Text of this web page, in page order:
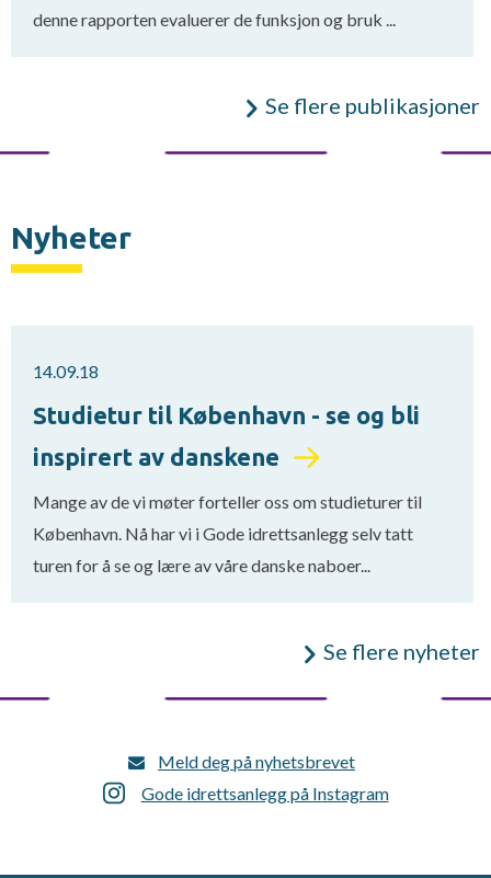
denne rapporten evaluerer de funksjon og bruk ...
Se flere publikasjoner
Nyheter
14.09.18
Studietur til København - se og bli
inspirert av danskene
Mange av de vi møter forteller oss om studieturer til
København. Nå har vi i Gode idrettsanlegg selv tatt
turen for å se og lære av våre danske naboer...
Se flere nyheter
Meld deg på nyhetsbrevet
Gode idrettsanlegg på Instagram